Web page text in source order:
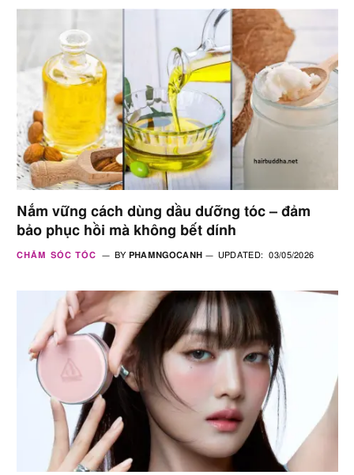
Nắm vững cách dùng dầu dưỡng tóc – đảm
bảo phục hồi mà không bết dính
CHĂM SÓC TÓC BY PHAMNGOCANH UPDATED: 03/05/2026